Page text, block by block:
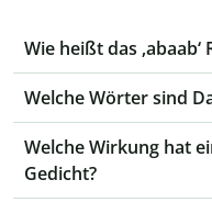
Wie heißt das ‚abaab‘
Welche Wörter sind
Welche Wirkung hat
Gedicht?